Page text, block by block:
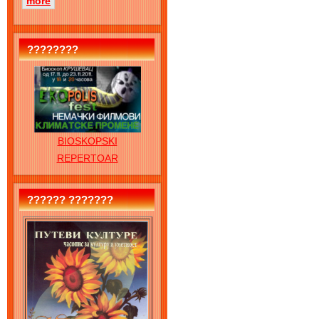
????????
BIOSKOPSKI
REPERTOAR
?????? ???????